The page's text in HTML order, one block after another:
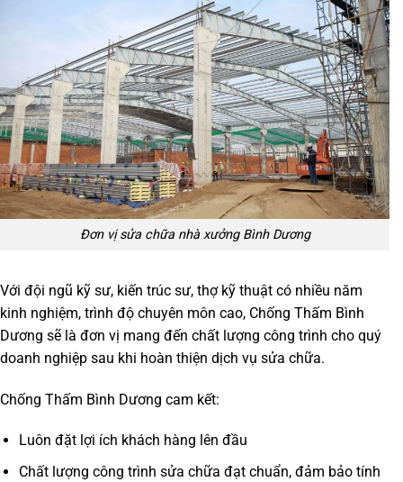
Đơn vị sửa chữa nhà xưởng Bình Dương
Với đội ngũ kỹ sư, kiến trúc sư, thợ kỹ thuật có nhiều năm
kinh nghiệm, trình độ chuyên môn cao, Chống Thấm Bình
Dương sẽ là đơn vị mang đến chất lượng công trình cho quý
doanh nghiệp sau khi hoàn thiện dịch vụ sửa chữa.
Chống Thấm Bình Dương cam kết:
Luôn đặt lợi ích khách hàng lên đầu
Chất lượng công trình sửa chữa đạt chuẩn, đảm bảo tính